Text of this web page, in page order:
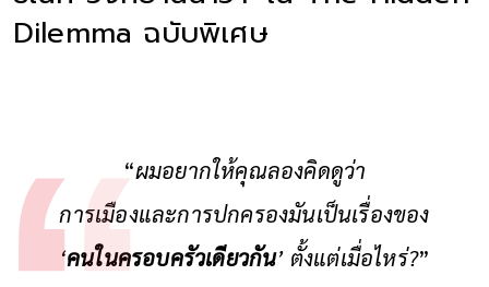
Dilemma ฉบับพิเศษ
“ผมอยากให้คุณลองคิดดูว่า
การเมืองและการปกครองมันเป็นเรื่องของ
‘คนในครอบครัวเดียวกัน’ ตั้งแต่เมื่อไหร่?”